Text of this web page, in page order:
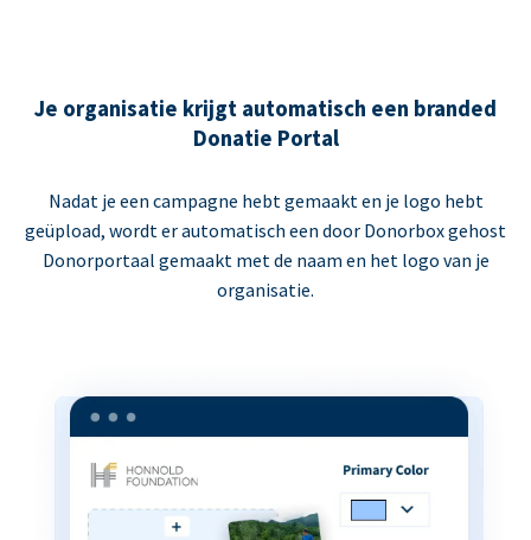
Je organisatie krijgt automatisch een branded
Donatie Portal
Nadat je een campagne hebt gemaakt en je logo hebt
geüpload, wordt er automatisch een door Donorbox gehost
Donorportaal gemaakt met de naam en het logo van je
organisatie.